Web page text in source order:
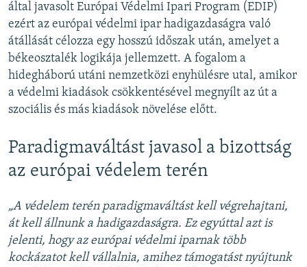
által javasolt Európai Védelmi Ipari Program (EDIP)
ezért az európai védelmi ipar hadigazdaságra való
átállását célozza egy hosszú időszak után, amelyet a
békeosztalék logikája jellemzett. A fogalom a
hidegháború utáni nemzetközi enyhülésre utal, amikor
a védelmi kiadások csökkentésével megnyílt az út a
szociális és más kiadások növelése előtt.
Paradigmaváltást javasol a bizottság
az európai védelem terén
„A védelem terén paradigmaváltást kell végrehajtani,
át kell állnunk a hadigazdaságra. Ez egyúttal azt is
jelenti, hogy az európai védelmi iparnak több
kockázatot kell vállalnia, amihez támogatást nyújtunk